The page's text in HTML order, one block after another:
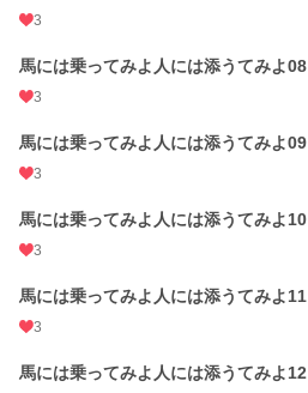
3
馬には乗ってみよ人には添うてみよ08
3
馬には乗ってみよ人には添うてみよ09
3
馬には乗ってみよ人には添うてみよ10
3
馬には乗ってみよ人には添うてみよ11
3
馬には乗ってみよ人には添うてみよ12